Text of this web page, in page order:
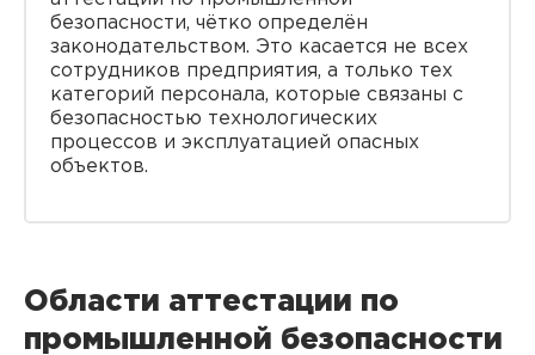
безопасности, чётко определён
законодательством. Это касается не всех
сотрудников предприятия, а только тех
категорий персонала, которые связаны с
безопасностью технологических
процессов и эксплуатацией опасных
объектов.
Области аттестации по
промышленной безопасности